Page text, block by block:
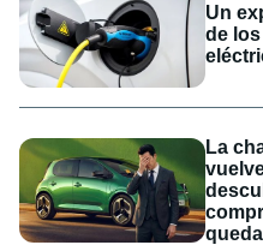
Un
de
La